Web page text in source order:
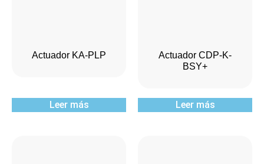
Actuador KA-PLP
Leer más
Actuador CDP-K-
BSY+
Leer más